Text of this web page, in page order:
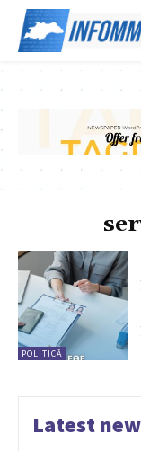
POLITICĂ
Latest